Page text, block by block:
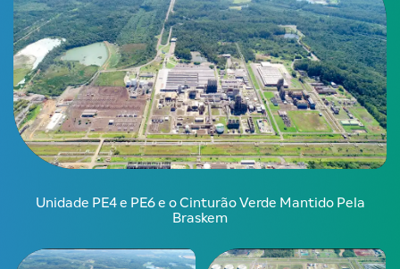
Unidade PE4 e PE6 e o Cinturão Verde Mantido Pela
Braskem